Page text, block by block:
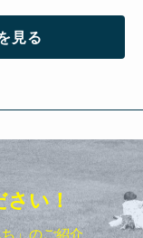
見る
い！
」のご紹介